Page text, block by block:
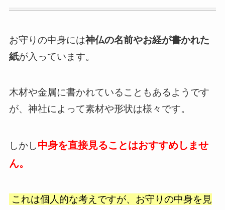
お守りの中身には神仏の名前やお経が書かれた
紙が入っています。
木材や金属に書かれていることもあるようです
が、神社によって素材や形状は様々です。
しかし中身を直接見ることはおすすめしませ
ん。
これは個人的な考えですが、お守りの中身を見